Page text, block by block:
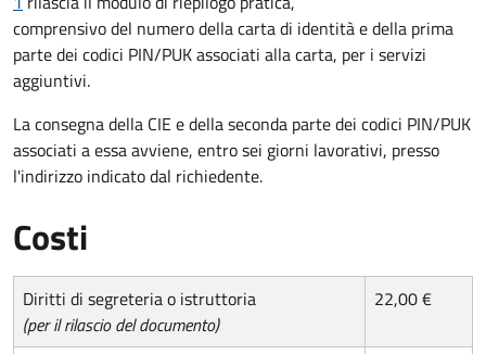
comprensivo del numero della carta di identità e della prima
parte dei codici PIN/PUK associati alla carta, per i servizi
aggiuntivi.
La consegna della CIE e della seconda parte dei codici PIN/PUK
associati a essa avviene, entro sei giorni lavorativi, presso
l'indirizzo indicato dal richiedente.
Costi
Diritti di segreteria o istruttoria
(per il rilascio del documento)
22,00 €